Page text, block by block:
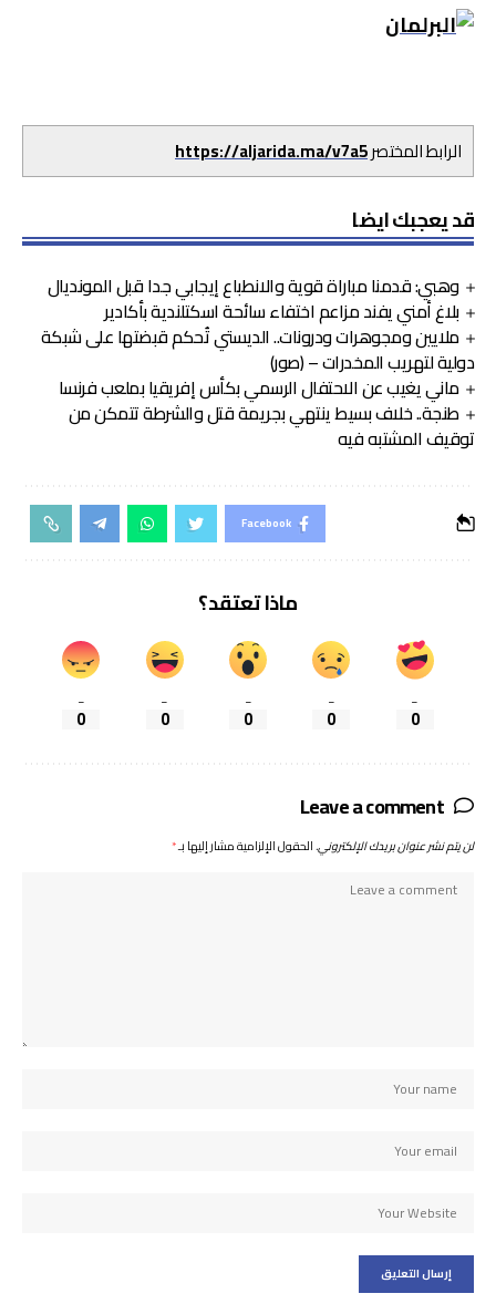
الرابط المختصرhttps://aljarida.ma/v7a5
قد يعجبك ايضا
وهبي: قدمنا مباراة قوية والانطباع إيجابي جدا قبل المونديال
بلاغ أمني يفند مزاعم اختفاء سائحة اسكتلندية بأكادير
ملايين ومجوهرات ودرونات.. الديستي تُحكم قبضتها على شبكة
دولية لتهريب المخدرات – (صور)
ماني يغيب عن الاحتفال الرسمي بكأس إفريقيا بملعب فرنسا
طنجة.. خلاف بسيط ينتهي بجريمة قتل والشرطة تتمكن من
توقيف المشتبه فيه
Facebook
ماذا تعتقد؟
0
0
0
0
0
Leave a comment
لن يتم نشر عنوان بريدك الإلكتروني.الحقول الإلزامية مشار إليها بـ*